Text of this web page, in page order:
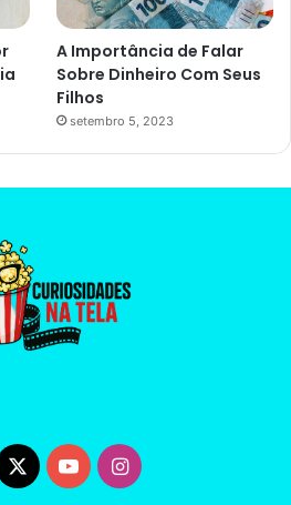
A Importância de Falar
Sobre Dinheiro Com Seus
Filhos
setembro 5, 2023
X YouTubeInstagram